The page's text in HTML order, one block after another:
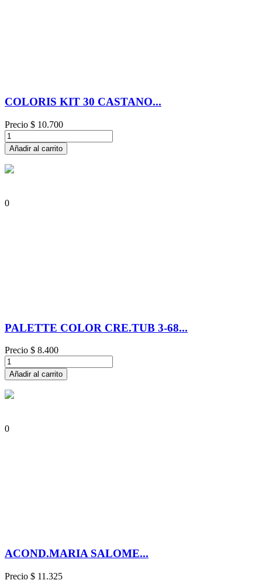
COLORIS KIT 30 CASTANO...
Precio $ 10.700
Añadir al carrito
0
PALETTE COLOR CRE.TUB 3-68...
Precio $ 8.400
Añadir al carrito
0
ACOND.MARIA SALOME...
Precio $ 11.325